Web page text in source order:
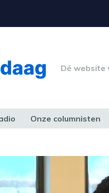
Dé website
Onze columnisten